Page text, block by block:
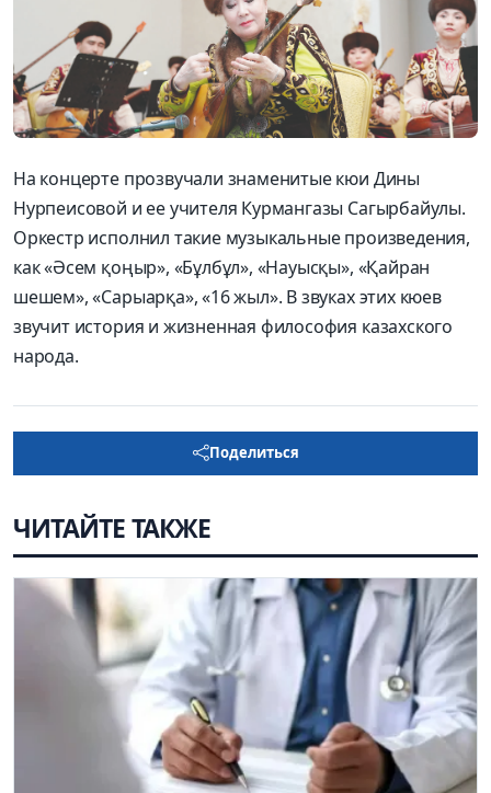
На концерте прозвучали знаменитые кюи Дины
Нурпеисовой и ее учителя Курмангазы Сагырбайулы.
Оркестр исполнил такие музыкальные произведения,
как «Әсем қоңыр», «Бұлбұл», «Науысқы», «Қайран
шешем», «Сарыарқа», «16 жыл». В звуках этих кюев
звучит история и жизненная философия казахского
народа.
Поделиться
ЧИТАЙТЕ ТАКЖЕ